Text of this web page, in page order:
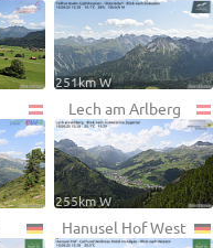
251km W
Lech am Arlberg
255km W
Hanusel Hof West